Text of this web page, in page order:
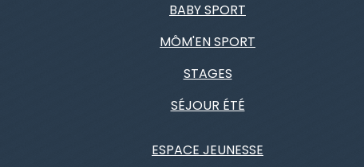
BABY SPORT
MÔM'EN SPORT
STAGES
SÉJOUR ÉTÉ
ESPACE JEUNESSE